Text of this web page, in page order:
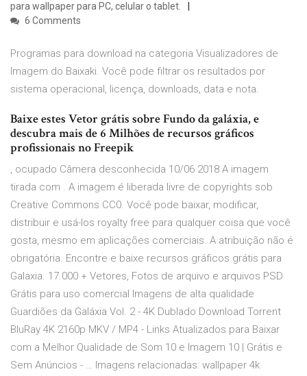
para wallpaper para PC, celular o tablet.
6 Comments
Programas para download na categoria Visualizadores de
Imagem do Baixaki. Você pode filtrar os resultados por
sistema operacional, licença, downloads, data e nota.
Baixe estes Vetor grátis sobre Fundo da galáxia, e
descubra mais de 6 Milhões de recursos gráficos
profissionais no Freepik
, ocupado Câmera desconhecida 10/06 2018 A imagem
tirada com . A imagem é liberada livre de copyrights sob
Creative Commons CC0. Você pode baixar, modificar,
distribuir e usá-los royalty free para qualquer coisa que você
gosta, mesmo em aplicações comerciais. A atribuição não é
obrigatória. Encontre e baixe recursos gráficos grátis para
Galaxia. 17.000 + Vetores, Fotos de arquivo e arquivos PSD
Grátis para uso comercial Imagens de alta qualidade
Guardiões da Galáxia Vol. 2 - 4K Dublado Download Torrent
BluRay 4K 2160p MKV / MP4 - Links Atualizados para Baixar
com a Melhor Qualidade de Som 10 e Imagem 10 | Grátis e
Sem Anúncios - … Imagens relacionadas: wallpaper 4k